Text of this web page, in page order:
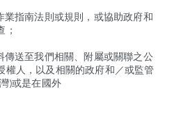
指南法則或規則，或協助政府和
；
送至我們相關、附屬或關聯之公
權人，以及相關的政府和／或監管
)或是在國外